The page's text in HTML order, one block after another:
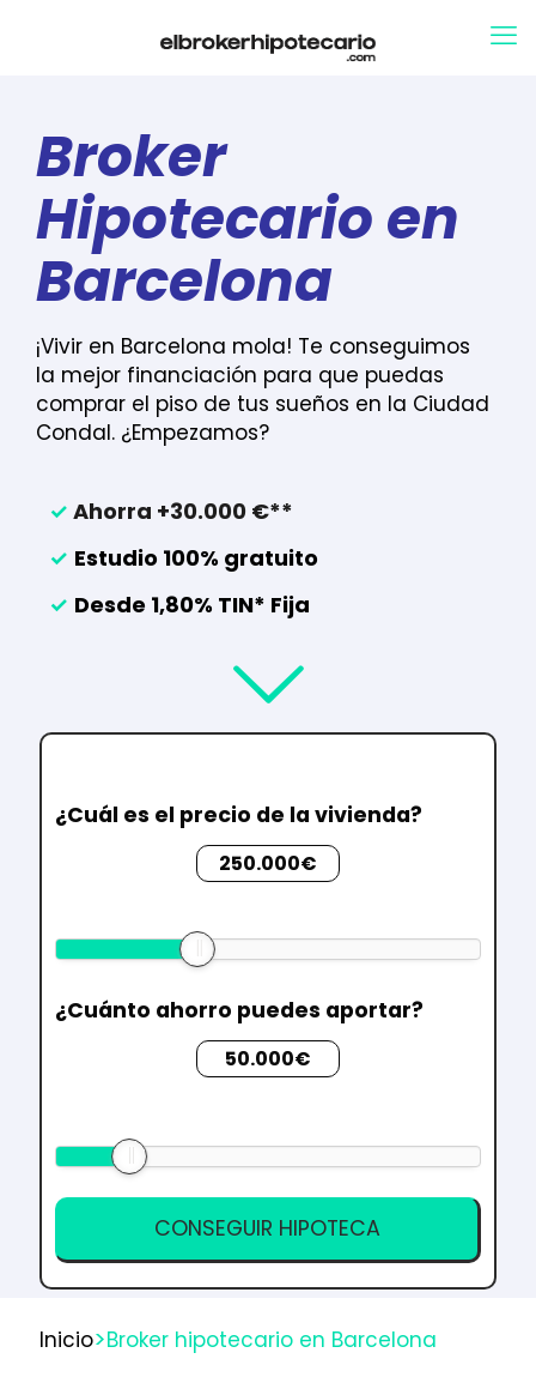
Broker
Hipotecario en
Barcelona
¡Vivir en Barcelona mola! Te conseguimos
la mejor financiación para que puedas
comprar el piso de tus sueños en la Ciudad
Condal. ¿Empezamos?
✓ Ahorra +30.000 €**
✓ Estudio 100% gratuito
✓ Desde 1,80% TIN* Fija
¿Cuál es el precio de la vivienda?
250.000€
¿Cuánto ahorro puedes aportar?
50.000€
Inicio>Broker hipotecario en Barcelona